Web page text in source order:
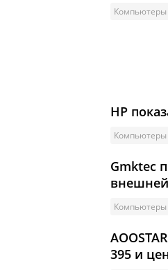
Компьютеры
HP
Компьютеры
Gmktec
Компьютеры
395 и